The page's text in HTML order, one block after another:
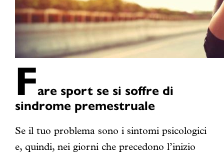
Fare sport se si soffre di
sindrome premestruale
Se il tuo problema sono i sintomi psicologici
e, quindi, nei giorni che precedono l’inizio